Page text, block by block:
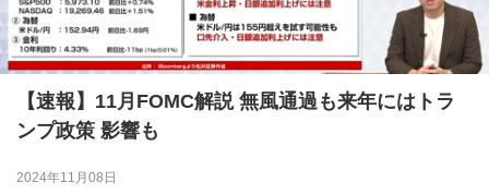
【速報】11月FOMC解説 無風通過も来年にはトラ
ンプ政策 影響も
2024年11月08日